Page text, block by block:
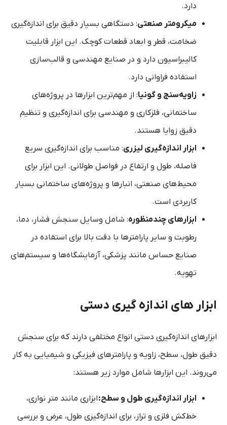
دارد.
میکرومتر صنعتی: دستگاهی بسیار دقیق برای اندازه‌گیری
ضخامت، قطر و ابعاد قطعات کوچک. این ابزار قابلیت
کالیبراسیون دارد و در صنایع مهندسی و قالب‌سازی
استفاده فراوانی دارد.
زاویه‌سنج و گونیا: از مهم‌ترین ابزارها در پروژه‌های
ساختمانی، فلزکاری و مهندسی برای اندازه‌گیری و تنظیم
دقیق زوایا هستند.
ابزار اندازه‌گیری لیزری: مناسب برای اندازه‌گیری سریع
فاصله، طول و ارتفاع در فواصل طولانی. این ابزار برای
محیط‌های صنعتی، انبارها و پروژه‌های ساختمانی بسیار
کاربردی است.
ابزارهای چندمنظوره: شامل وسایل سنجش فشار، دما،
رطوبت و سایر پارامترها با دقت بالا برای استفاده در
صنایع حساس مانند پزشکی، آزمایشگاه‌ها و سیستم‌های
تهویه.
ابزار های اندازه گیری دستی
ابزارهای اندازه‌گیری دستی انواع مختلفی دارند که برای سنجش
دقیق طول، سطح، زاویه و پارامترهای فیزیکی و شیمیایی به کار
می‌روند. این ابزارها شامل موارد زیر هستند:
ابزار اندازه‌گیری طول و سطح:ابزاری مانند متر نواری،
خط‌کش فلزی و تراز، برای اندازه‌گیری طول، عرض و بررسی